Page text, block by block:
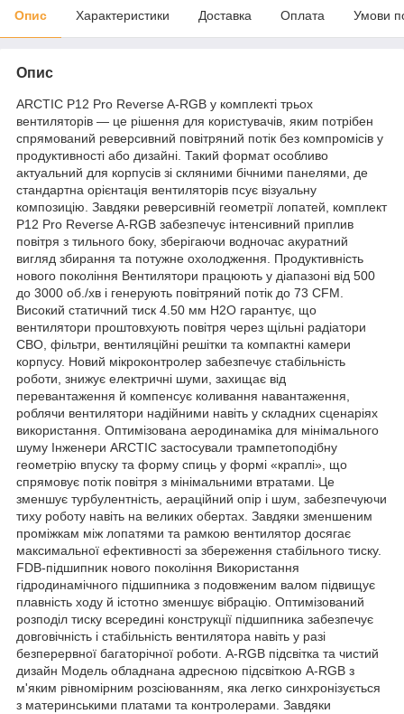
Опис Характеристики Доставка Оплата Умови
Опис
ARCTIC P12 Pro Reverse A-RGB у комплекті трьох
вентиляторів — це рішення для користувачів, яким потрібен
спрямований реверсивний повітряний потік без компромісів у
продуктивності або дизайні. Такий формат особливо
актуальний для корпусів зі скляними бічними панелями, де
стандартна орієнтація вентиляторів псує візуальну
композицію. Завдяки реверсивній геометрії лопатей, комплект
P12 Pro Reverse A-RGB забезпечує інтенсивний приплив
повітря з тильного боку, зберігаючи водночас акуратний
вигляд збирання та потужне охолодження. Продуктивність
нового покоління Вентилятори працюють у діапазоні від 500
до 3000 об./хв і генерують повітряний потік до 73 CFM.
Високий статичний тиск 4.50 мм H2O гарантує, що
вентилятори проштовхують повітря через щільні радіатори
СВО, фільтри, вентиляційні решітки та компактні камери
корпусу. Новий мікроконтролер забезпечує стабільність
роботи, знижує електричні шуми, захищає від
перевантаження й компенсує коливання навантаження,
роблячи вентилятори надійними навіть у складних сценаріях
використання. Оптимізована аеродинаміка для мінімального
шуму Інженери ARCTIC застосували трампетоподібну
геометрію впуску та форму спиць у формі «краплі», що
спрямовує потік повітря з мінімальними втратами. Це
зменшує турбулентність, аераційний опір і шум, забезпечуючи
тиху роботу навіть на великих обертах. Завдяки зменшеним
проміжкам між лопатями та рамкою вентилятор досягає
максимальної ефективності за збереження стабільного тиску.
FDB-підшипник нового покоління Використання
гідродинамічного підшипника з подовженим валом підвищує
плавність ходу й істотно зменшує вібрацію. Оптимізований
розподіл тиску всередині конструкції підшипника забезпечує
довговічність і стабільність вентилятора навіть у разі
безперервної багаторічної роботи. A-RGB підсвітка та чистий
дизайн Модель обладнана адресною підсвіткою A-RGB з
м'яким рівномірним розсіюванням, яка легко синхронізується
з материнськими платами та контролерами. Завдяки